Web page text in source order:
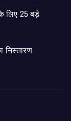
लिए 25 बड़े
निस्तारण